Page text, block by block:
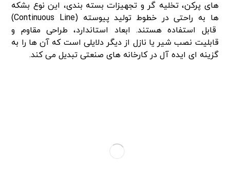
های پرکن، تخلیه گر و تجهیزات بسته بندی، این نوع بشکه
ها به راحتی در خطوط تولید پیوسته (Continuous Line)
قابل استفاده هستند. ابعاد استاندارد، طراحی مقاوم و
قابلیت نصب شیر یا نازل از دیگر دلایلی است که آن ها را به
گزینه ای ایده آل در کارخانه های صنعتی تبدیل می کند.